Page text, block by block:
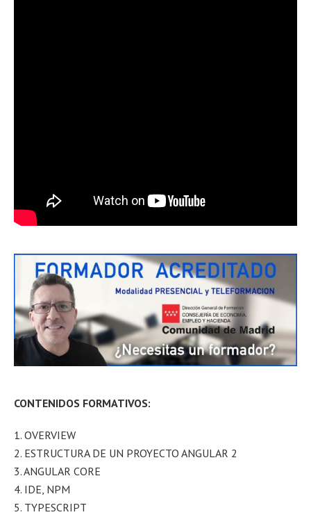
CONTENIDOS FORMATIVOS:
1. OVERVIEW
2. ESTRUCTURA DE UN PROYECTO ANGULAR 2
3. ANGULAR CORE
4. IDE, NPM
5. TYPESCRIPT